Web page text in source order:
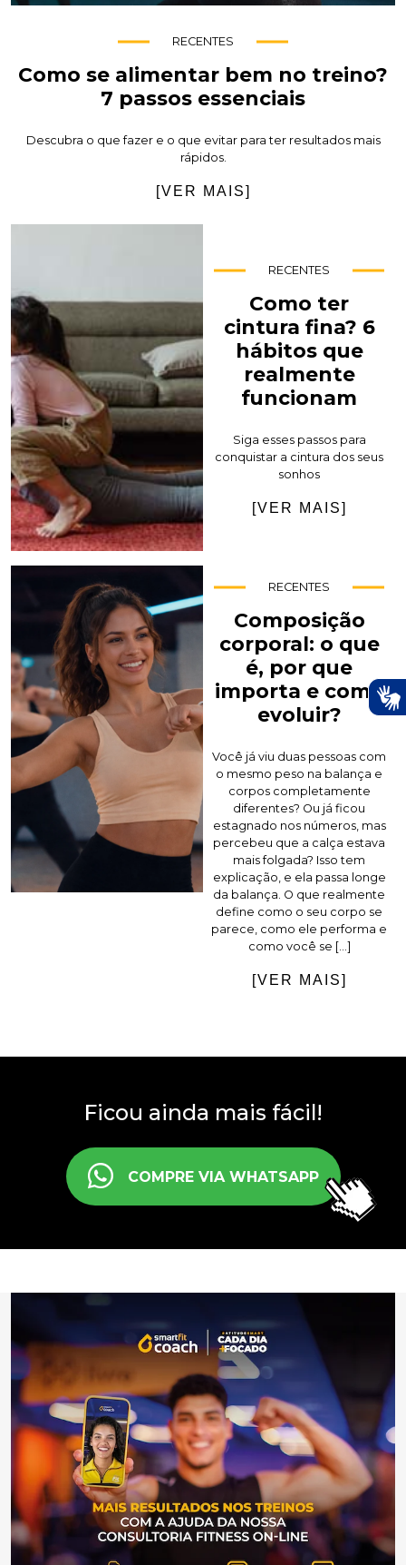
RECENTES
Como se alimentar bem no treino?
7 passos essenciais
Descubra o que fazer e o que evitar para ter resultados mais
rápidos.
[VER MAIS]
RECENTES
Como ter
cintura fina? 6
hábitos que
realmente
funcionam
Siga esses passos para
conquistar a cintura dos seus
sonhos
[VER MAIS]
RECENTES
Composição
corporal: o que
é, por que
importa e como
evoluir?
Você já viu duas pessoas com
o mesmo peso na balança e
corpos completamente
diferentes? Ou já ficou
estagnado nos números, mas
percebeu que a calça estava
mais folgada? Isso tem
explicação, e ela passa longe
da balança. O que realmente
define como o seu corpo se
parece, como ele performa e
como você se […]
[VER MAIS]
Ficou ainda mais fácil!
COMPRE VIA WHATSAPP